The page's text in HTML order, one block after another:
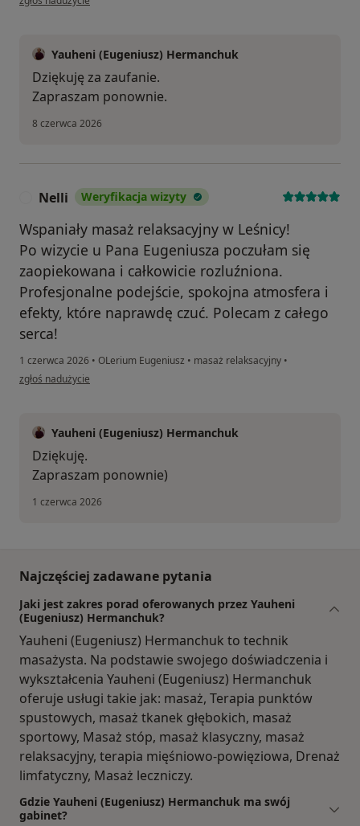
Yauheni (Eugeniusz) Hermanchuk
Dziękuję za zaufanie.
Zapraszam ponownie.
8 czerwca 2026
Nelli Weryfikacja wizyty
Wspaniały masaż relaksacyjny w Leśnicy!
Po wizycie u Pana Eugeniusza poczułam się
zaopiekowana i całkowicie rozluźniona.
Profesjonalne podejście, spokojna atmosfera i
efekty, które naprawdę czuć. Polecam z całego
serca!
1 czerwca 2026 • OLerium Eugeniusz • masaż relaksacyjny •
w opinii użytkownika Nelli
zgłoś nadużycie
Yauheni (Eugeniusz) Hermanchuk
Dziękuję.
Zapraszam ponownie)
1 czerwca 2026
Najczęściej zadawane pytania
Jaki jest zakres porad oferowanych przez Yauheni
(Eugeniusz) Hermanchuk?
Yauheni (Eugeniusz) Hermanchuk to technik
masażysta. Na podstawie swojego doświadczenia i
wykształcenia Yauheni (Eugeniusz) Hermanchuk
oferuje usługi takie jak: masaż, Terapia punktów
spustowych, masaż tkanek głębokich, masaż
sportowy, Masaż stóp, masaż klasyczny, masaż
relaksacyjny, terapia mięśniowo-powięziowa, Drenaż
limfatyczny, Masaż leczniczy.
Gdzie Yauheni (Eugeniusz) Hermanchuk ma swój
gabinet?